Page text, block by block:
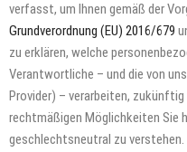
verfasst, um Ihnen gemäß der
Grundverordnung (EU) 2016/679
zu erklären, welche
Verantwortliche – und die von
Provider) – verarbeiten,
rechtmäßigen Möglichkeiten Sie
geschlechtsneutral zu verstehen.